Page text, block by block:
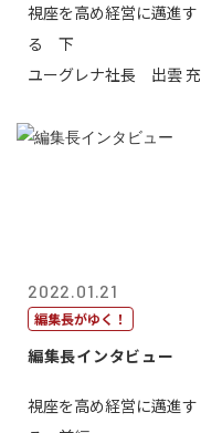
視座を高め経営に邁進す
る 下
ユーグレナ社長 出雲 充
2022.01.21
編集長がゆく！
編集長インタビュー
視座を高め経営に邁進す